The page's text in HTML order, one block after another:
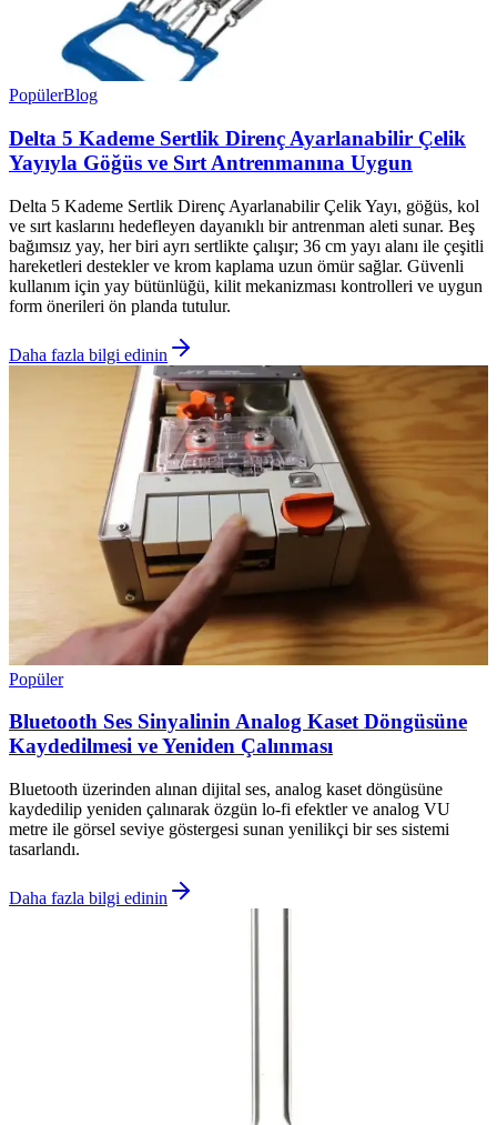
PopülerBlog
Delta 5 Kademe Sertlik Direnç Ayarlanabilir Çelik
Yayıyla Göğüs ve Sırt Antrenmanına Uygun
Delta 5 Kademe Sertlik Direnç Ayarlanabilir Çelik Yayı, göğüs, kol
ve sırt kaslarını hedefleyen dayanıklı bir antrenman aleti sunar. Beş
bağımsız yay, her biri ayrı sertlikte çalışır; 36 cm yayı alanı ile çeşitli
hareketleri destekler ve krom kaplama uzun ömür sağlar. Güvenli
kullanım için yay bütünlüğü, kilit mekanizması kontrolleri ve uygun
form önerileri ön planda tutulur.
Daha fazla bilgi edinin
Popüler
Bluetooth Ses Sinyalinin Analog Kaset Döngüsüne
Kaydedilmesi ve Yeniden Çalınması
Bluetooth üzerinden alınan dijital ses, analog kaset döngüsüne
kaydedilip yeniden çalınarak özgün lo-fi efektler ve analog VU
metre ile görsel seviye göstergesi sunan yenilikçi bir ses sistemi
tasarlandı.
Daha fazla bilgi edinin